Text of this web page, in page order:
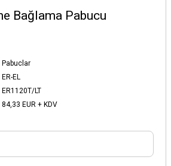
Bağlama Pabucu
Pabuclar
ER-EL
ER1120T/LT
84,33 EUR + KDV